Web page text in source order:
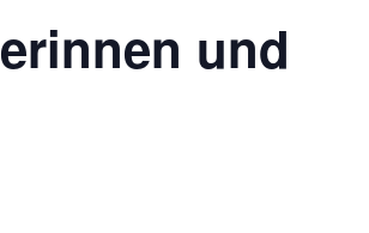
und